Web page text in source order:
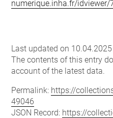
numerique.inha.fr/idviewer/
Last updated on 10.04.2025
The contents of this entry
account of the latest data.
Permalink: https://
49046
JSON Record: https://